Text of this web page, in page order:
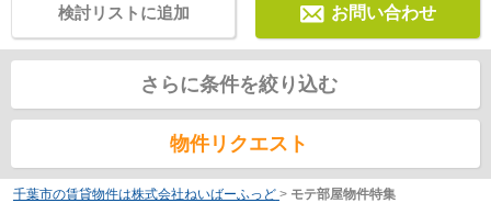
お問い合わせ
検討リストに追加
さらに条件を絞り込む
物件リクエスト
千葉市の賃貸物件は株式会社ねいばーふっど > モテ部屋物件特集